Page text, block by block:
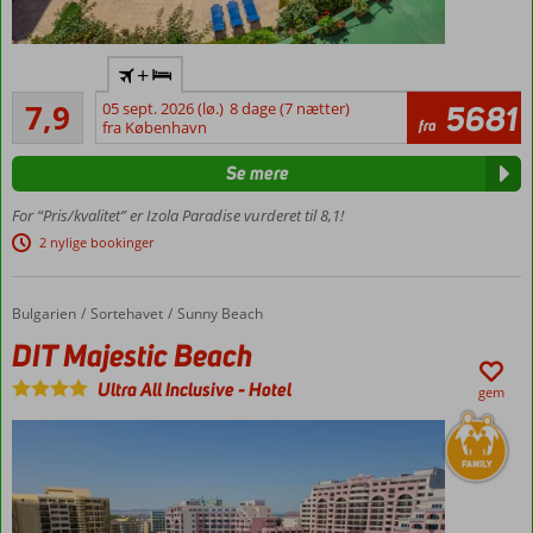
Gåafstand
til strand
og
Meget
ferie for
pengene
blandt
Værelser
med
7,9
Godt
88
anmeldelser
+
05 sept. 2026 (lø.) 8 dage (7 nætter)
fra København
fra 5681
For “Pris/kvalitet” er Izola Paradise vurderet til 8,1!
2 nylige bookinger
Se mere
Forside
Bulgarien Sortehavet Sunny Beach
DIT Majestic Beach
DIT Majestic Beach
Ultra All Inclusive-Hotel gem